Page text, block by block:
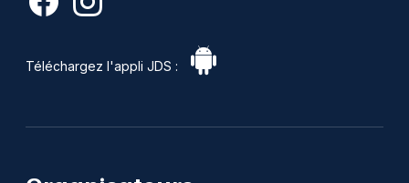
Téléchargez l'appli JDS :